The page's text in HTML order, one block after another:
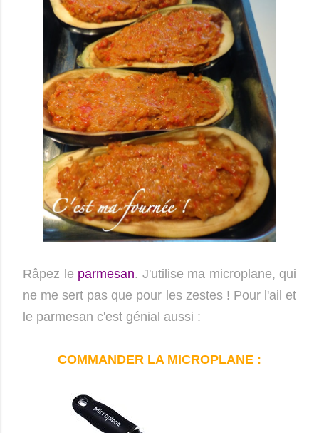
Râpez le parmesan. J'utilise ma microplane, qui
ne me sert pas que pour les zestes ! Pour l'ail et
le parmesan c'est génial aussi :
COMMANDER LA MICROPLANE :